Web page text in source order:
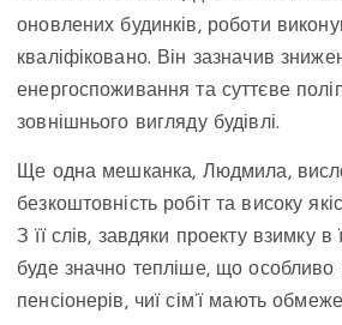
оновлених будинків, роботи
кваліфіковано. Він зазначив
енергоспоживання та суттєве
зовнішнього вигляду будівлі.
Ще одна мешканка, Людмила,
безкоштовність робіт та високу
З її слів, завдяки проекту взимку в
буде значно тепліше, що
пенсіонерів, чиї сім’ї мають